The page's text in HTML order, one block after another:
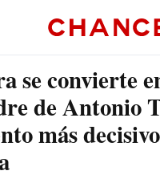
se convierte
de Antonio
más